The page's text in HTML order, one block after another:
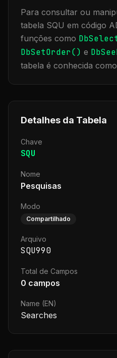
Para consultar ou
tabela SQU em código
funções como
DbSetOrder() e
tabela é conhecida
Detalhes da Tabela
Chave
SQU
Nome
Pesquisas
Modo
Compartilhado
Arquivo
SQU990
Total de Campos
0 campos
Name (EN)
Searches